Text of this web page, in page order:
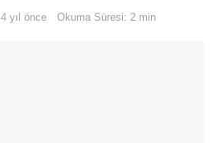
4 yıl önce Okuma Süresi: 2 min